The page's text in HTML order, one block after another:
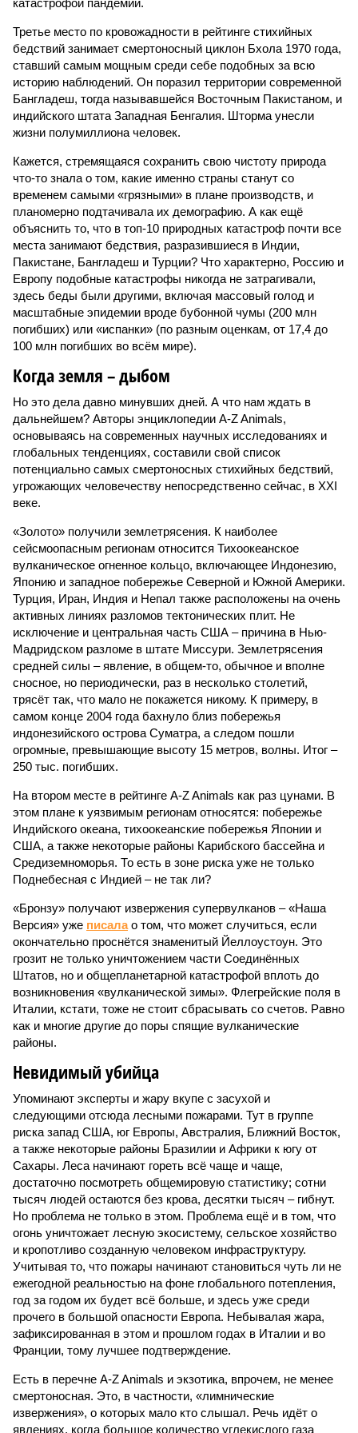
катастрофой пандемии.
Третье место по кровожадности в рейтинге стихийных
бедствий занимает смертоносный циклон Бхола 1970 года,
ставший самым мощным среди себе подобных за всю
историю наблюдений. Он поразил территории современной
Бангладеш, тогда называвшейся Восточным Пакистаном, и
индийского штата Западная Бенгалия. Шторма унесли
жизни полумиллиона человек.
Кажется, стремящаяся сохранить свою чистоту природа
что-то знала о том, какие именно страны станут со
временем самыми «грязными» в плане производств, и
планомерно подтачивала их демографию. А как ещё
объяснить то, что в топ-10 природных катастроф почти все
места занимают бедствия, разразившиеся в Индии,
Пакистане, Бангладеш и Турции? Что характерно, Россию и
Европу подобные катастрофы никогда не затрагивали,
здесь беды были другими, включая массовый голод и
масштабные эпидемии вроде бубонной чумы (200 млн
погибших) или «испанки» (по разным оценкам, от 17,4 до
100 млн погибших во всём мире).
Когда земля – дыбом
Но это дела давно минувших дней. А что нам ждать в
дальнейшем? Авторы энциклопедии A-Z Animals,
основываясь на современных научных исследованиях и
глобальных тенденциях, составили свой список
потенциально самых смертоносных стихийных бедствий,
угрожающих человечеству непосредственно сейчас, в XXI
веке.
«Золото» получили землетрясения. К наиболее
сейсмоопасным регионам относится Тихоокеанское
вулканическое огненное кольцо, включающее Индонезию,
Японию и западное побережье Северной и Южной Америки.
Турция, Иран, Индия и Непал также расположены на очень
активных линиях разломов тектонических плит. Не
исключение и центральная часть США – причина в Нью-
Мадридском разломе в штате Миссури. Землетрясения
средней силы – явление, в общем-то, обычное и вполне
сносное, но периодически, раз в несколько столетий,
трясёт так, что мало не покажется никому. К примеру, в
самом конце 2004 года бахнуло близ побережья
индонезийского острова Суматра, а следом пошли
огромные, превышающие высоту 15 метров, волны. Итог –
250 тыс. погибших.
На втором месте в рейтинге A-Z Animals как раз цунами. В
этом плане к уязвимым регионам относятся: побережье
Индийского океана, тихо­океанские побережья Японии и
США, а также некоторые районы Карибского бассейна и
Средиземноморья. То есть в зоне риска уже не только
Поднебесная с Индией – не так ли?
«Бронзу» получают извержения супервулканов – «Наша
Версия» уже писалао том, что может случиться, если
окончательно проснётся знаменитый Йеллоустоун. Это
грозит не только уничтожением части Соединённых
Штатов, но и общепланетарной катастрофой вплоть до
возникновения «вулканической зимы». Флегрейские поля в
Италии, кстати, тоже не стоит сбрасывать со счетов. Равно
как и многие другие до поры спящие вулканические
районы.
Невидимый убийца
Упоминают эксперты и жару вкупе с засухой и
следующими отсюда лесными пожарами. Тут в группе
риска запад США, юг Европы, Австралия, Ближний Восток,
а также некоторые районы Бразилии и Африки к югу от
Сахары. Леса начинают гореть всё чаще и чаще,
достаточно посмотреть общемировую статистику; сотни
тысяч людей остаются без крова, десятки тысяч – гибнут.
Но проблема не только в этом. Проблема ещё и в том, что
огонь уничтожает лесную экосистему, сельское хозяйство
и кропотливо созданную человеком инфраструктуру.
Учитывая то, что пожары начинают становиться чуть ли не
ежегодной реальностью на фоне глобального потепления,
год за годом их будет всё больше, и здесь уже среди
прочего в большой опасности Европа. Небывалая жара,
зафиксированная в этом и прошлом годах в Италии и во
Франции, тому лучшее подтверждение.
Есть в перечне A-Z Animals и экзотика, впрочем, не менее
смертоносная. Это, в частности, «лимнические
извержения», о которых мало кто слышал. Речь идёт о
явлениях, когда большое количество углекислого газа